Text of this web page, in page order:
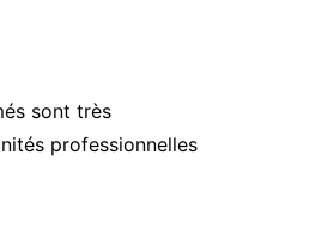
sont très
professionnelles